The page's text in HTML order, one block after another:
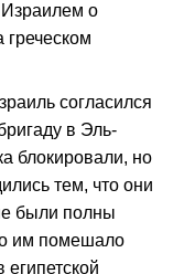
Израилем о
согласился
в Эль-
блокировали, но
тем, что они
были полны
им помешало